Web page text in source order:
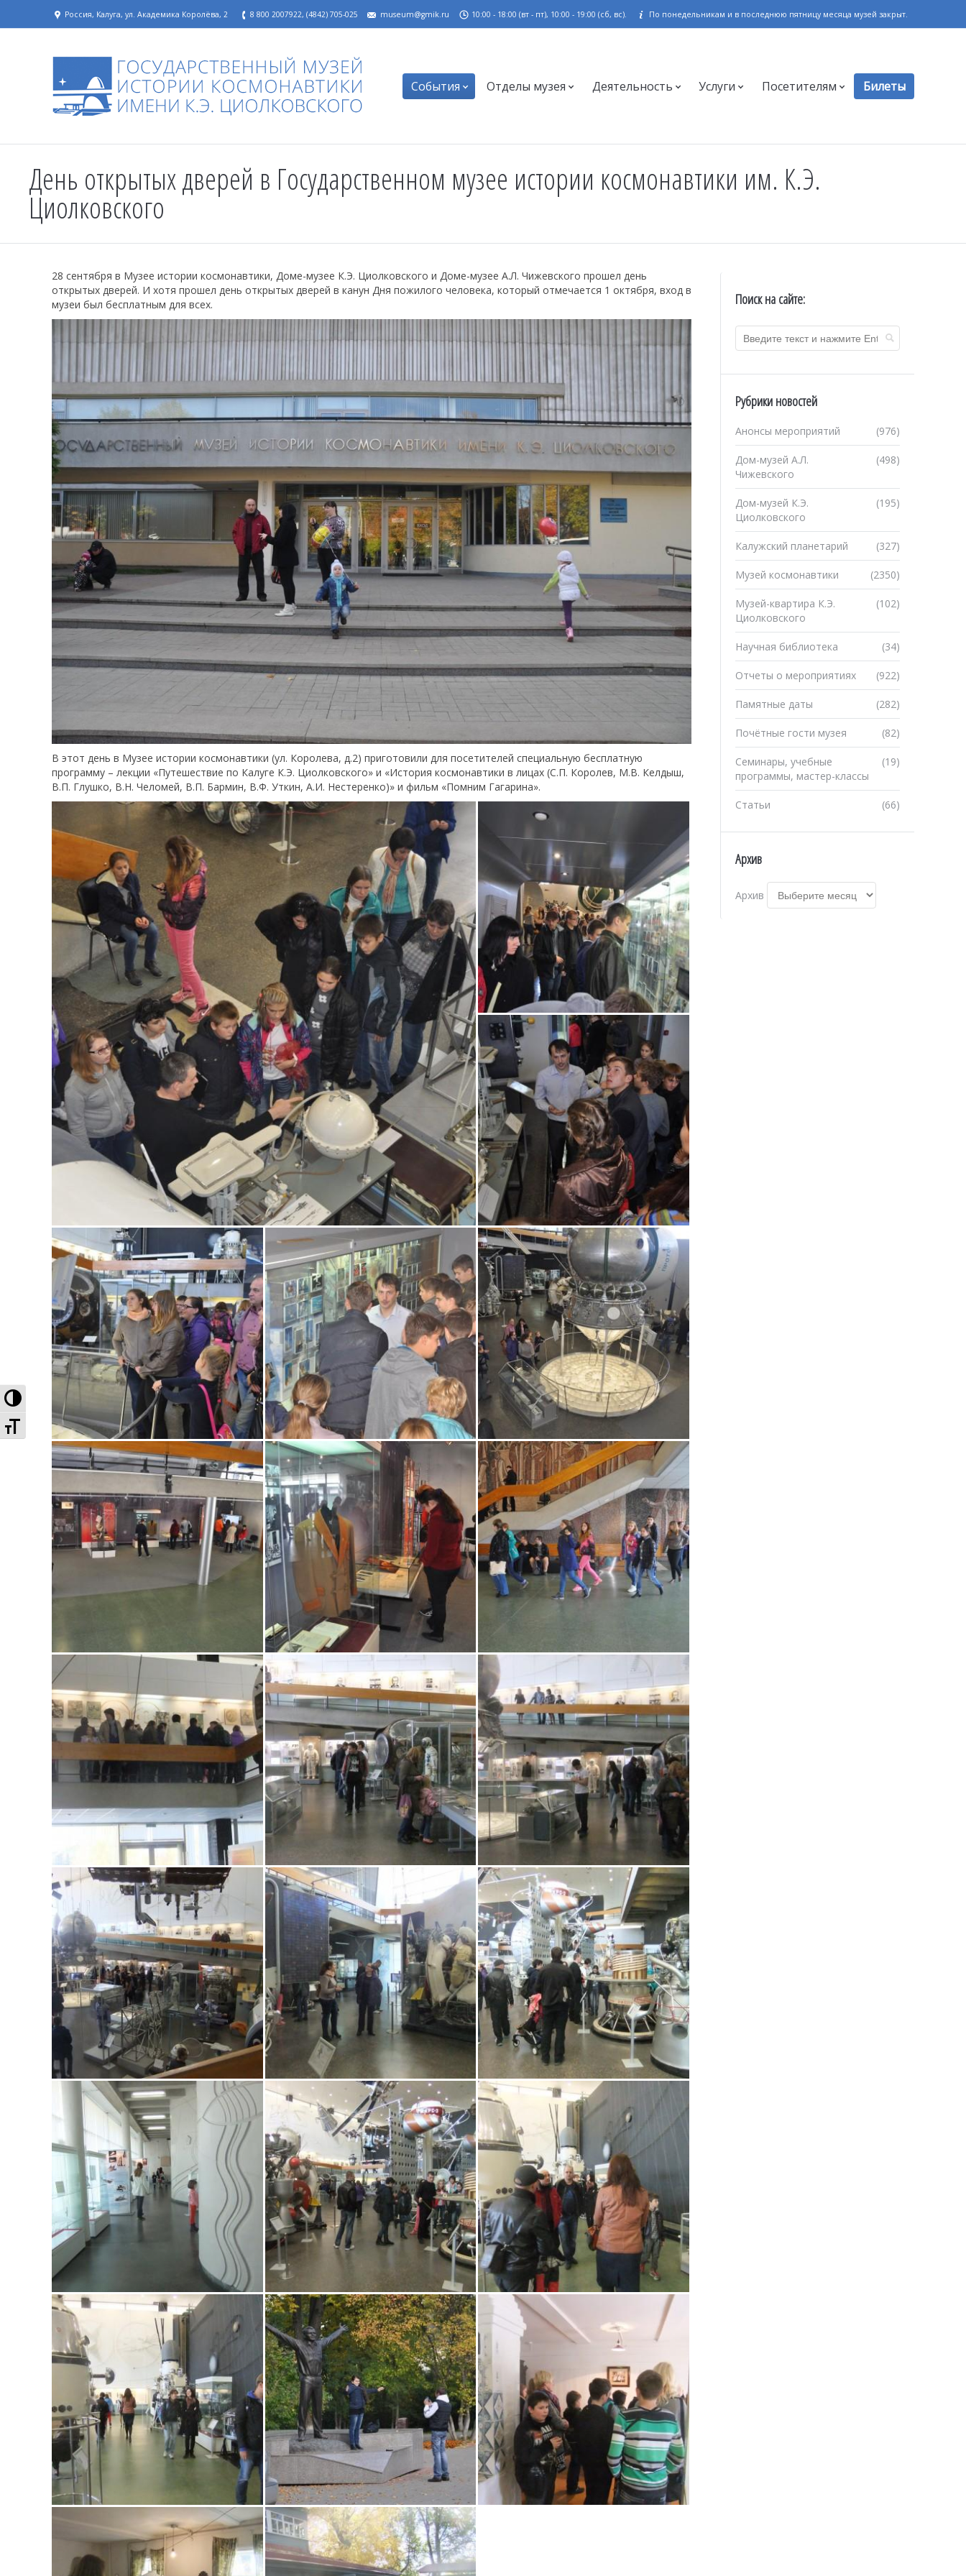
Высокая контрастность
Увеличенный шрифт
Россия, Калуга, ул. Академика Королёва, 2 8 800 2007922, (4842) 705-025 museum@gmik.ru 10:00 - 18:00 (вт - пт), 10:00 - 19:00 (сб, вс). По понедельникам и в последнюю пятницу месяца музей закрыт.
События Отделы музея Деятельность Услуги Посетителям Билеты
День открытых дверей в Государственном музее истории космонавтики им. К.Э.
Циолковского
28 сентября в Музее истории космонавтики, Доме-музее К.Э. Циолковского и Доме-музее А.Л. Чижевского прошел день
открытых дверей. И хотя прошел день открытых дверей в канун Дня пожилого человека, который отмечается 1 октября, вход в
музеи был бесплатным для всех.
В этот день в Музее истории космонавтики (ул. Королева, д.2) приготовили для посетителей специальную бесплатную
программу – лекции «Путешествие по Калуге К.Э. Циолковского» и «История космонавтики в лицах (С.П. Королев, М.В. Келдыш,
В.П. Глушко, В.Н. Челомей, В.П. Бармин, В.Ф. Уткин, А.И. Нестеренко)» и фильм «Помним Гагарина».
Поиск на сайте:
Рубрики новостей
(976)
Анонсы мероприятий
(498)
Дом-музей А.Л.
Чижевского
(195)
Дом-музей К.Э.
Циолковского
(327)
Калужский планетарий
(2350)
Музей космонавтики
(102)
Музей-квартира К.Э.
Циолковского
(34)
Научная библиотека
(922)
Отчеты о мероприятиях
(282)
Памятные даты
(82)
Почётные гости музея
(19)
Семинары, учебные
программы, мастер-классы
(66)
Статьи
Архив
Архив